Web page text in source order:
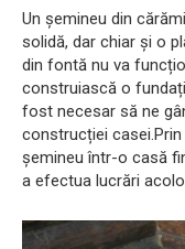
Un șemineu din
solidă, dar chiar și o
din fontă nu va
construiască o
fost necesar să ne
construcției
șemineu într-o casă
a efectua lucrări